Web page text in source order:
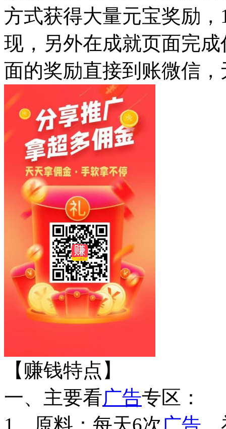
方式获得大量元宝奖励
现，另外在成就页面完
面的奖励直接到账微信
【赚钱特点】
一、主要看广告专区：
1、原料：每天6次 广告